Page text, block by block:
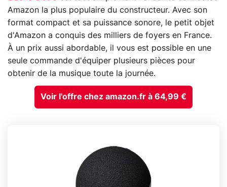
Amazon la plus populaire du constructeur. Avec son
format compact et sa puissance sonore, le petit objet
d'Amazon a conquis des milliers de foyers en France.
À un prix aussi abordable, il vous est possible en une
seule commande d'équiper plusieurs pièces pour
obtenir de la musique toute la journée.
Voir l'offre chez amazon.fr à 64,99 €